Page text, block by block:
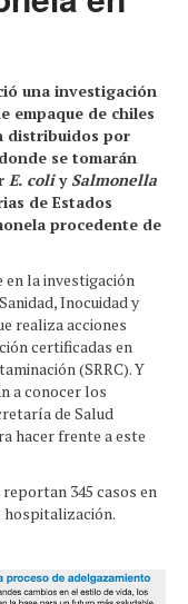
una investigación
empaque de chiles
distribuidos por
se tomarán
E. coliySalmonella
de Estados
procedente de
en la investigación
Inocuidad y
realiza acciones
certificadas en
(SRRC). Y
a conocer los
de Salud
hacer frente a este
345 casos en
hospitalización.